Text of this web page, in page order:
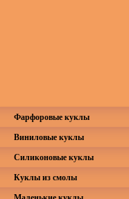
Фарфоровые куклы
Виниловые куклы
Силиконовые куклы
Куклы из смолы